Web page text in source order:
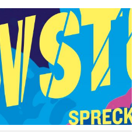
Comics